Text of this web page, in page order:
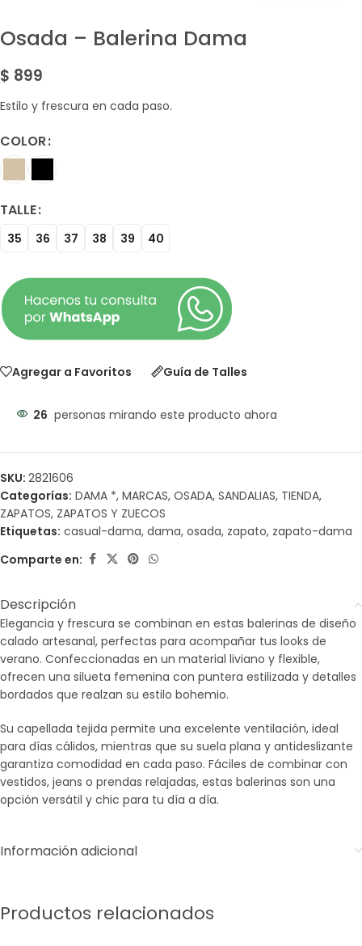
Osada – Balerina Dama
$ 899
Estilo y frescura en cada paso.
COLOR
TALLE
35 36 37 38 39 40
Agregar a Favoritos Guía de Talles
26 personas mirando este producto ahora
SKU: 2821606
Categorías: DAMA *, MARCAS, OSADA, SANDALIAS, TIENDA,
ZAPATOS, ZAPATOS Y ZUECOS
Etiquetas: casual-dama, dama, osada, zapato, zapato-dama
Comparte en:
Descripción
Elegancia y frescura se combinan en estas balerinas de diseño
calado artesanal, perfectas para acompañar tus looks de
verano. Confeccionadas en un material liviano y flexible,
ofrecen una silueta femenina con puntera estilizada y detalles
bordados que realzan su estilo bohemio.
Su capellada tejida permite una excelente ventilación, ideal
para días cálidos, mientras que su suela plana y antideslizante
garantiza comodidad en cada paso. Fáciles de combinar con
vestidos, jeans o prendas relajadas, estas balerinas son una
opción versátil y chic para tu día a día.
Información adicional
Productos relacionados